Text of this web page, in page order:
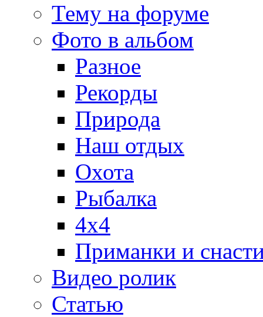
Тему на форуме
Фото в альбом
Разное
Рекорды
Природа
Наш отдых
Охота
Рыбалка
4х4
Приманки и
Видео ролик
Статью